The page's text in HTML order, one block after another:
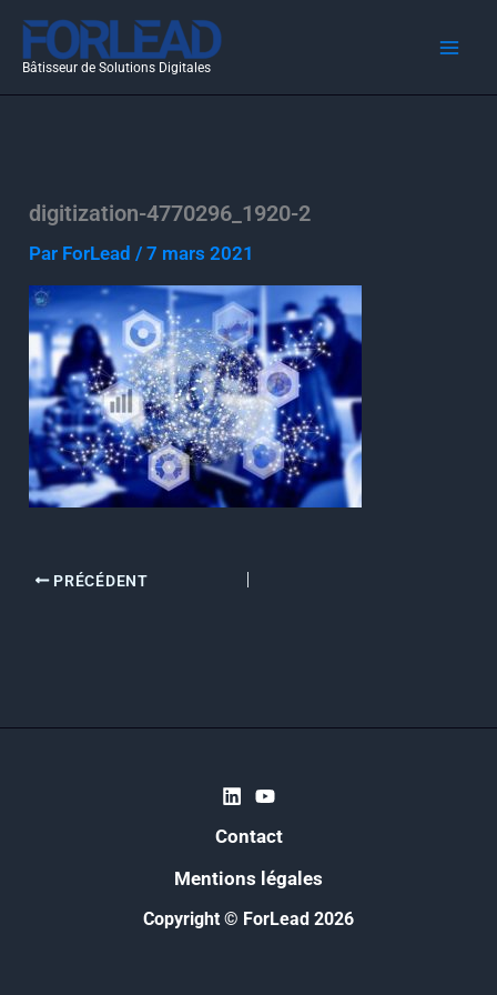
Aller
contenu
Bâtisseur de Solutions Digitales
digitization-4770296_1920-2
Par ForLead/7 mars 2021
PRÉCÉDENT
Contact
Mentions légales
Copyright © ForLead 2026